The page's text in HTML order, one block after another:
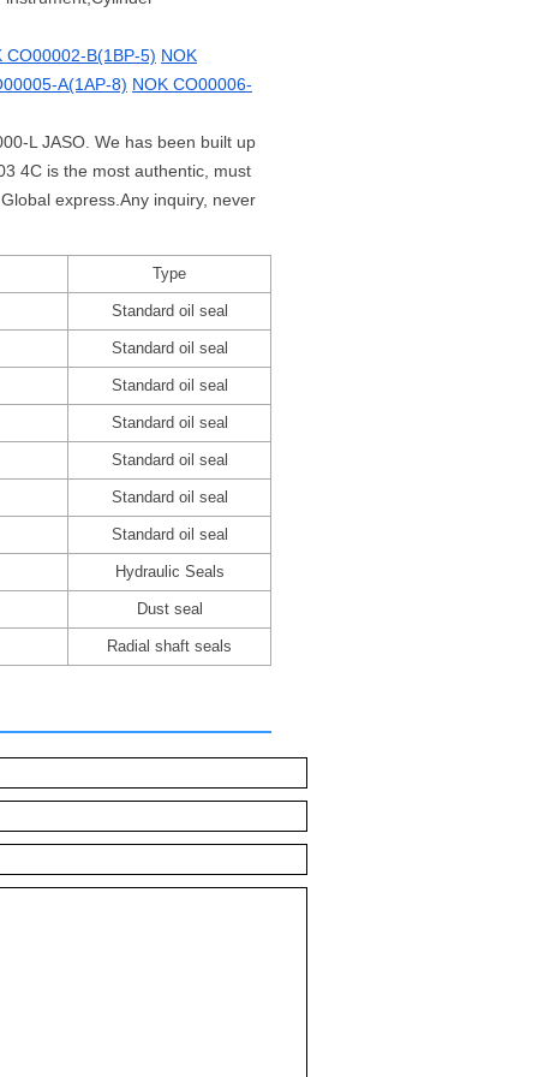
CO00002-B(1BP-5) NOK
A(1AP-8) NOK CO00006-
L JASO. We has been built up
4C is the most authentic, must
express.Any inquiry, never
Type
Standard oil seal
Standard oil seal
Standard oil seal
Standard oil seal
Standard oil seal
Standard oil seal
Standard oil seal
Hydraulic Seals
Dust seal
Radial shaft seals